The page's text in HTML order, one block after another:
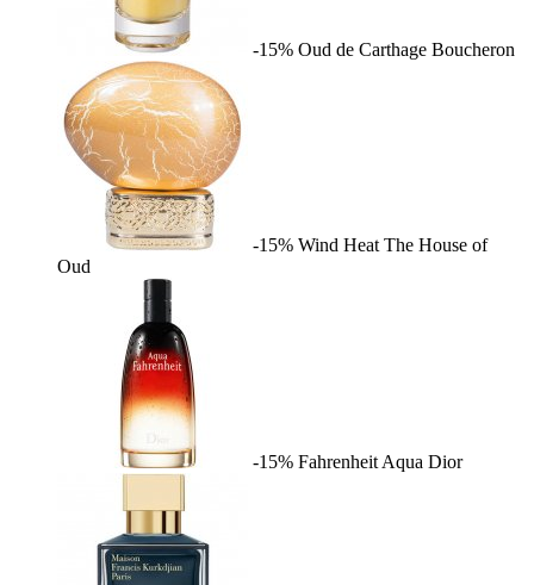
-15% Oud de Carthage Boucheron
-15% Wind Heat The House of
Oud
-15% Fahrenheit Aqua Dior